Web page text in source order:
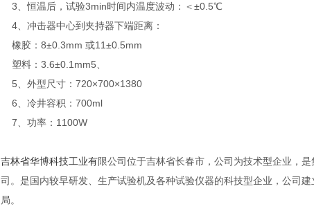
3、恒温后，试验3min时间内温度波动：＜±0.5℃
4、冲击器中心到夹持器下端距离：
橡胶：8±0.3mm 或11±0.5mm
塑料：3.6±0.1mm5、
5、外型尺寸：720×700×1380
6、冷井容积：700ml
7、功率：1100W
吉林省华博科技工业有限公司位于吉林省长春市，公司为技术型企业，
司。是国内较早研发、生产试验机及各种试验仪器的科技型企业，公司
局。